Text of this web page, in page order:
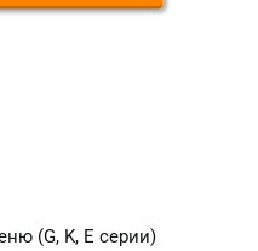
(G, K, E серии)